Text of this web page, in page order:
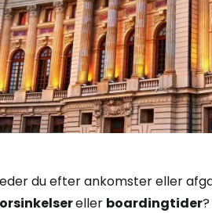
du efter ankomster eller
eller boardingtider
Log